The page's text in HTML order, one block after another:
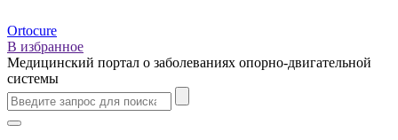
Ortocure
В избранное
Медицинский портал о заболеваниях опорно-двигательной
системы